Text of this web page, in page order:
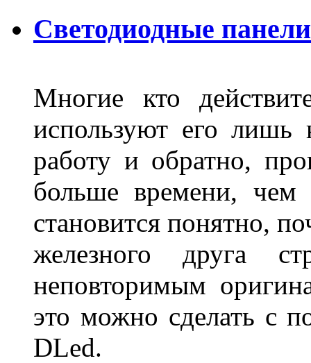
Светодиодные
Многие кто
используют его лишь
работу и обратно,
больше времени, чем
становится понятно,
железного друга
неповторимым
это можно сделать с
DLed.